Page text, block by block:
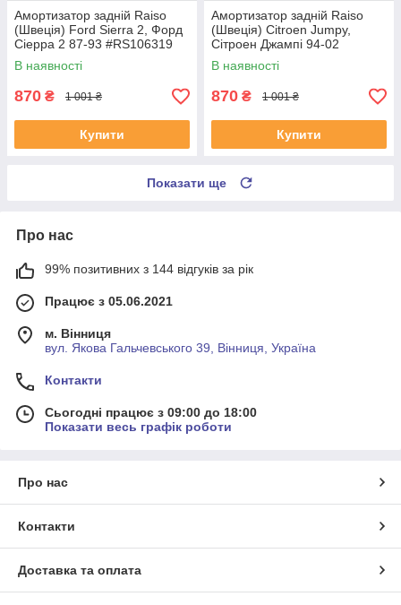
Амортизатор задній Raiso
(Швеція) Ford Sierra 2, Форд
Сіерра 2 87-93 #RS106319
UAGYKZI4
В наявності
870 ₴ 1 001 ₴
Купити
Амортизатор задній Raiso
(Швеція) Citroen Jumpy,
Сітроен Джампі 94-02
#RS280985 UANNHJJ4
В наявності
870 ₴ 1 001 ₴
Купити
Показати ще
Про нас
99% позитивних з 144 відгуків за рік
Працює з 05.06.2021
м. Вінниця
вул. Якова Гальчевського 39, Вінниця, Україна
Контакти
Сьогодні працює з 09:00 до 18:00
Показати весь графік роботи
Про нас
Контакти
Доставка та оплата